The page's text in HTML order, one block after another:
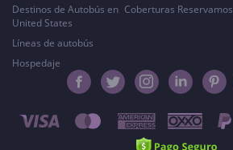
Destinos de Autobús en
United States
Líneas de autobús
Hospedaje
Coberturas Reservamos